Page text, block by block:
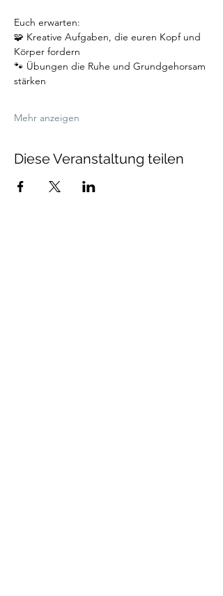
Euch erwarten:
🧩 Kreative Aufgaben, die euren Kopf und
Körper fordern
🐾 Übungen die Ruhe und Grundgehorsam
stärken
Mehr anzeigen
Diese Veranstaltung teilen